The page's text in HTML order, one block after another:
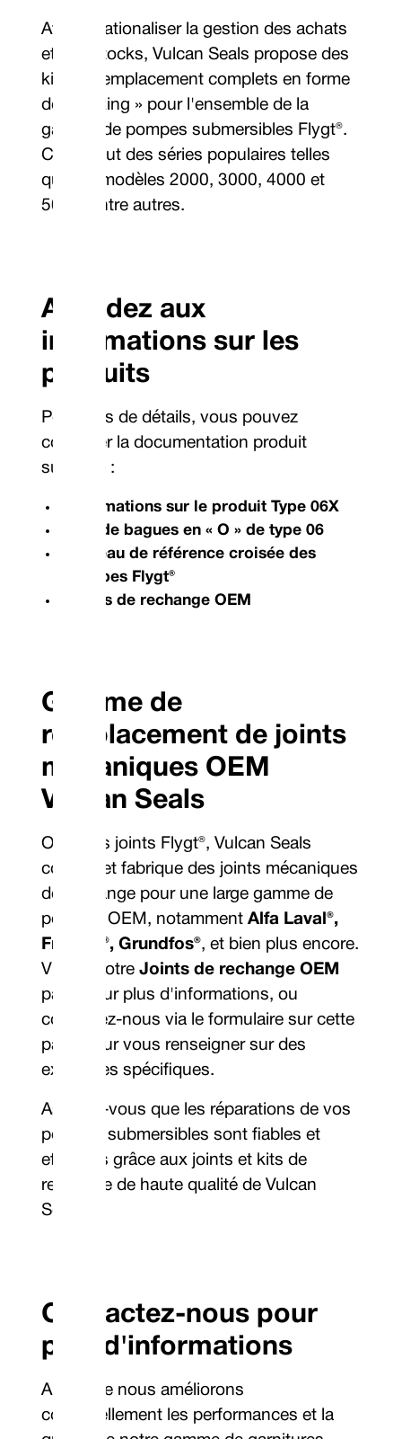
Afin de rationaliser la gestion des achats
et des stocks, Vulcan Seals propose des
kits de remplacement complets en forme
de « O'Ring » pour l'ensemble de la
gamme de pompes submersibles Flygt®.
Cela inclut des séries populaires telles
que les modèles 2000, 3000, 4000 et
5000, entre autres.
Accédez aux
informations sur les
produits
Pour plus de détails, vous pouvez
consulter la documentation produit
suivante :
Informations sur le produit Type 06X
Kits de bagues en « O » de type 06
Tableau de référence croisée des
pompes Flygt®
Joints de rechange OEM
Gamme de
remplacement de joints
mécaniques OEM
Vulcan Seals
Outre les joints Flygt®, Vulcan Seals
conçoit et fabrique des joints mécaniques
de rechange pour une large gamme de
pompes OEM, notammentAlfa Laval®,
Fristam®, Grundfos®, et bien plus encore.
Visitez notreJoints de rechange OEM
page pour plus d'informations, ou
contactez-nous via le formulaire sur cette
page pour vous renseigner sur des
exigences spécifiques.
Assurez-vous que les réparations de vos
pompes submersibles sont fiables et
efficaces grâce aux joints et kits de
rechange de haute qualité de Vulcan
Seals.
Contactez-nous pour
plus d'informations
Alors que nous améliorons
continuellement les performances et la